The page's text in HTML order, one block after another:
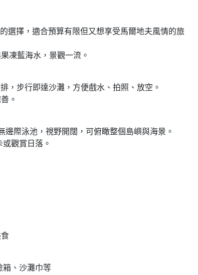
選擇，適合預算有限但又想享受馬爾地夫風情的旅
凍藍海水，景觀一流。
，步行即達沙灘，方便戲水、拍照、放空。
。
際泳池，視野開闊，可俯瞰整個島嶼與海景。
觀賞日落。
箱、沙灘巾等